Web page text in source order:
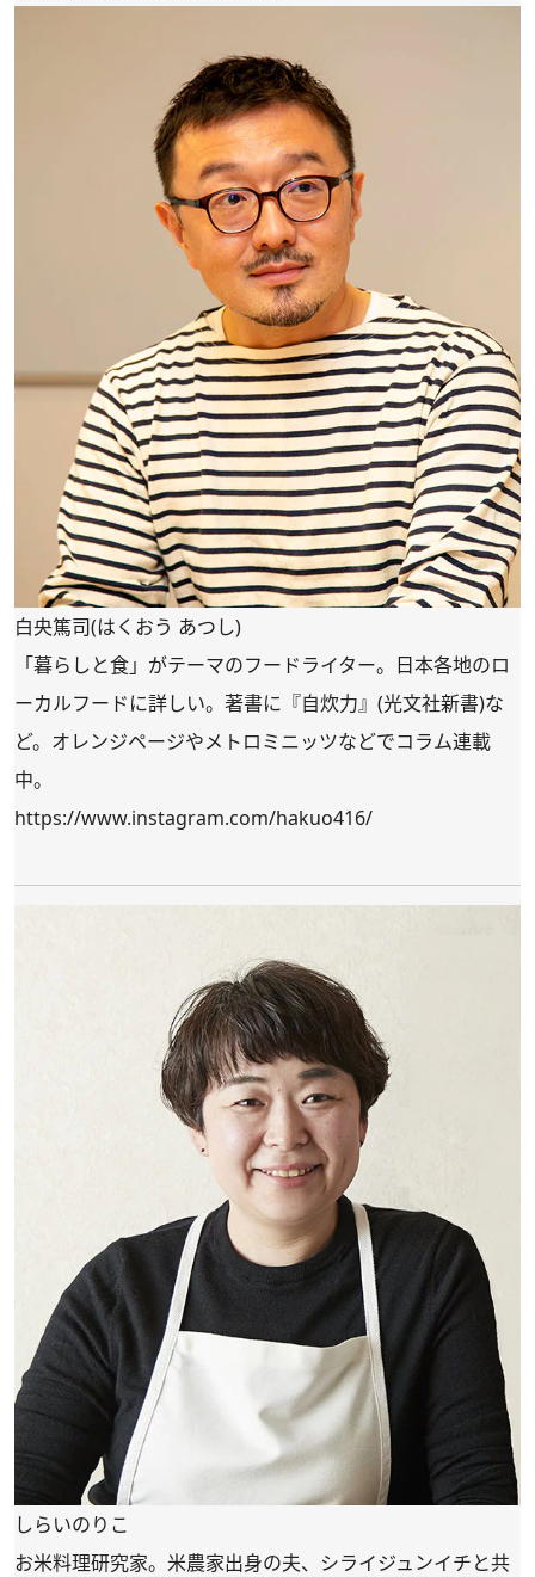
白央篤司(はくおう あつし)
「暮らしと食」がテーマのフードライター。日本各地のロ
ーカルフードに詳しい。著書に『自炊力』(光文社新書)な
ど。オレンジページやメトロミニッツなどでコラム連載
中。
https://www.instagram.com/hakuo416/
しらいのりこ
お米料理研究家。米農家出身の夫、シライジュンイチと共